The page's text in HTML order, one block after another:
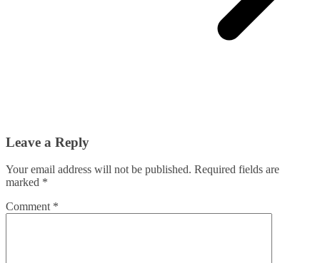
Leave a Reply
Your email address will not be published. Required fields are
marked *
Comment *